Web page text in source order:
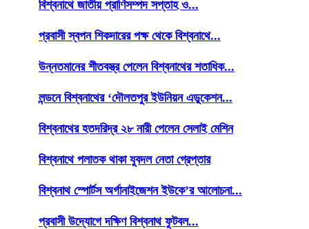
বিশ্বনাথে জাতীয় প্রাণিসম্পদ সপ্তাহ ও...
প্রবাসী স্বপন শিকদারের পক্ষ থেকে বিশ্বনাথে...
উন্নতমানের শীতবস্ত্র পেলেন বিশ্বনাথের শতাধিক...
লন্ডনে বিশ্বনাথের ‘দৌলতপুর ইউনিয়ন এডুকেশন...
বিশ্বনাথের হতদরিদ্র ২৮ নারী পেলেন সেলাই মেশিন
বিশ্বনাথে পলাতক থাকা যুবদল নেতা গ্রেপ্তার
বিশ্বনাথ স্পোর্টস অর্গানাইজেশন ইউকে’র আলোচনা...
প্রবাসী উদ্যোগে দক্ষিণ বিশ্বনাথ ফুটবল...